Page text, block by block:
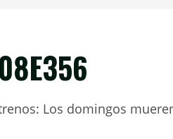
Los domingos